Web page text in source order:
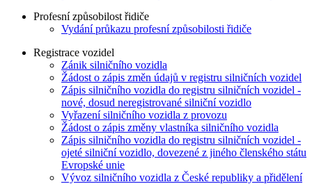
Profesní způsobilost řidiče
Vydání průkazu profesní způsobilosti řidiče
Registrace vozidel
Zánik silničního vozidla
Žádost o zápis změn údajů v registru silničních vozidel
Zápis silničního vozidla do registru silničních vozidel -
nové, dosud neregistrované silniční vozidlo
Vyřazení silničního vozidla z provozu
Žádost o zápis změny vlastníka silničního vozidla
Zápis silničního vozidla do registru silničních vozidel -
ojeté silniční vozidlo, dovezené z jiného členského státu
Evropské unie
Vývoz silničního vozidla z České republiky a přidělení